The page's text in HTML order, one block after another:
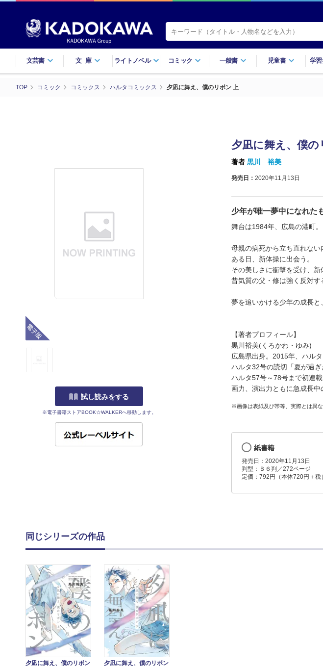
文芸書 文庫 ライトノベル コミック 一般書 児童書 学
TOP コミック コミックス ハルタコミックス 夕凪に舞え、僕のリボン 上
試し読みをする
※電子書籍ストアBOOK☆WALKERへ移動します。
夕凪に舞え、僕の
著者 黒川 裕美
発売日： 2020年11月13日
少年が唯一夢中になれた
舞台は1984年、広島の港町。
母親の病死から立ち直れない
ある日、新体操に出会う。
その美しさに衝撃を受け、新
昔気質の父・修は強く反対
夢を追いかける少年の成長と
【著者プロフィール】
黒川裕美(くろかわ・ゆみ)
広島県出身。2015年、ハル
ハルタ32号の読切「夏が過ぎ
ハルタ57号～78号まで初連
画力、演出力ともに急成長中
※画像は表紙及び帯等、実際とは異な
紙書籍
発売日：2020年11月13日
判型：Ｂ６判／272ページ
定価：792円（本体720円＋税）
同じシリーズの作品
夕凪に舞え、僕のリボン
夕凪に舞え、僕のリボン